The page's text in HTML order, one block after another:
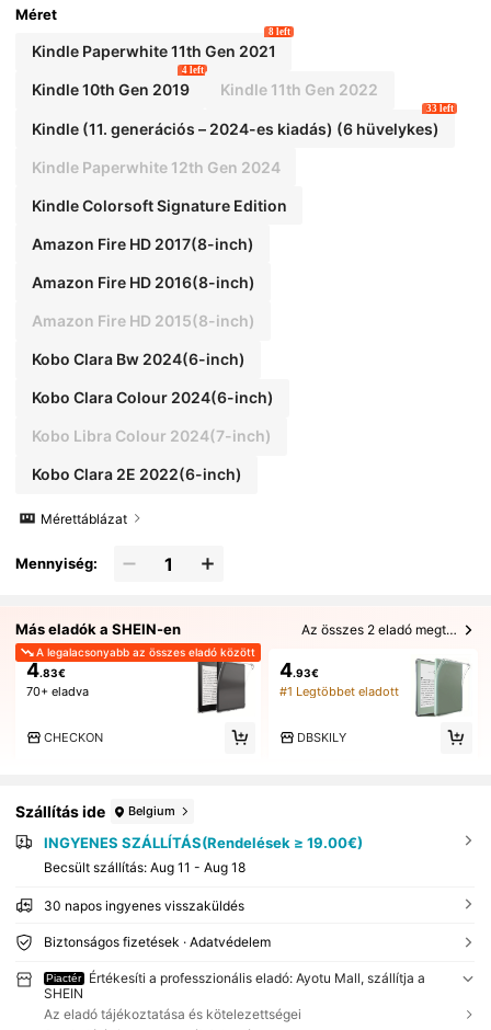
(2015/2016/2017) születésnapi készülékekh
Méret
Kindle Paperwhite 11th Gen 2021
8 left
Kindle 10th Gen 2019
4 left
Kindle 11th Gen 2022
Kindle (11. generációs – 2024-es kiadás) (6 hüvelykes)
33 left
Kindle Paperwhite 12th Gen 2024
Kindle Colorsoft Signature Edition
Amazon Fire HD 2017(8-inch)
Amazon Fire HD 2016(8-inch)
Amazon Fire HD 2015(8-inch)
Kobo Clara Bw 2024(6-inch)
Kobo Clara Colour 2024(6-inch)
Kobo Libra Colour 2024(7-inch)
Kobo Clara 2E 2022(6-inch)
Mérettáblázat
Mennyiség:
Más eladók a SHEIN-en Az összes 2 eladó megtekintése
A legalacsonyabb az összes eladó között
4.83€
70+ eladva
CHECKON
4.93€
#1 Legtöbbet eladott
DBSKILY
Szállítás ide Belgium
INGYENES SZÁLLÍTÁS(Rendelések ≥ 19.00€)
Becsült szállítás: Aug 11 - Aug 18
30 napos ingyenes visszaküldés
Biztonságos fizetések · Adatvédelem
Piactér
Értékesíti a professzionális eladó: Ayotu Mall, szállítja a
SHEIN
Az eladó tájékoztatása és kötelezettségei